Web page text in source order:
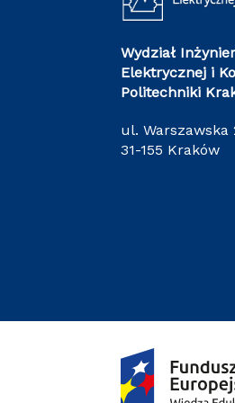
Wydział
Elektrycznej i
Politechniki
ul. Warszawska
31-155 Kraków